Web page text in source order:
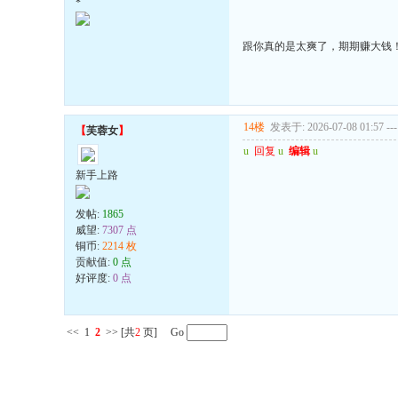
*
跟你真的是太爽了，期期赚大钱
【芙蓉女】
新手上路
发帖: 1865
威望: 7307 点
铜币: 2214 枚
贡献值: 0 点
好评度: 0 点
14楼 发表于: 2026-07-08 01:57 ---
u 回复 u 编辑 u
<< 1 2 >> [共2 页] Go